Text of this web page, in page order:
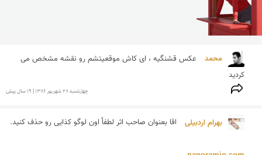
محمد
كردید
چهارشنبه 28 شهريور 1386 | 19 سال پیش
بهرام اردبیلی